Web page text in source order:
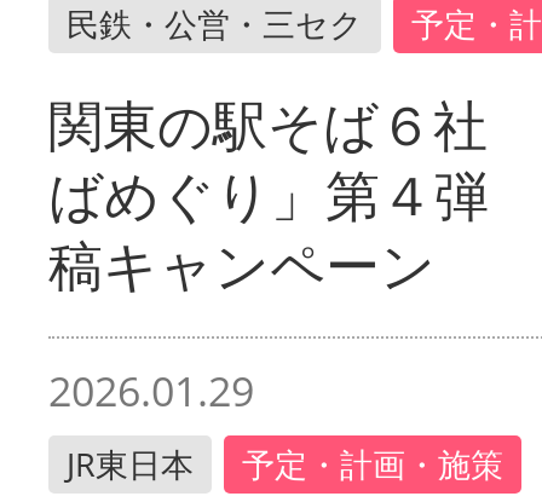
民鉄・公営・三セク 予定・
関東の駅そば６社
ばめぐり」第４弾
稿キャンペーン
2026.01.29
JR東日本 予定・計画・施策